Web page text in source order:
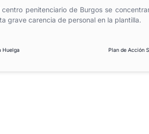
penitenciario de Burgos se
grave carencia de personal en la plantilla.
Huelga Plan de Acción